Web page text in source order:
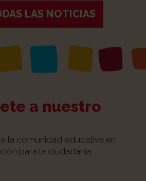
LAS NOTICIAS
a nuestro
la comunidad educativa en
para la ciudadanía